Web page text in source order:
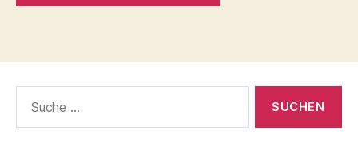
nach: